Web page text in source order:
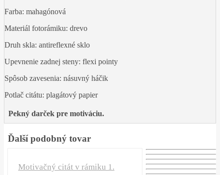
Farba: mahagónová
Materiál fotorámiku: drevo
Druh skla: antireflexné sklo
Upevnenie zadnej steny: flexi pointy
Spôsob zavesenia: násuvný háčik
Potlač citátu: plagátový papier
Pekný darček pre motiváciu.
Ďalší podobný tovar
Motivačný citát v rámiku 1.